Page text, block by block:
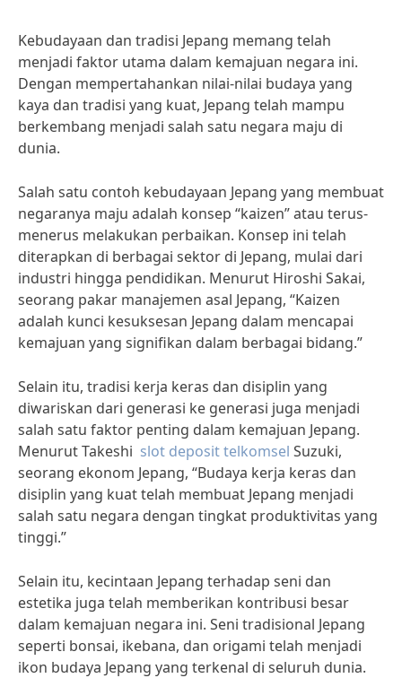
Kebudayaan dan tradisi Jepang memang telah
menjadi faktor utama dalam kemajuan negara ini.
Dengan mempertahankan nilai-nilai budaya yang
kaya dan tradisi yang kuat, Jepang telah mampu
berkembang menjadi salah satu negara maju di
dunia.
Salah satu contoh kebudayaan Jepang yang membuat
negaranya maju adalah konsep “kaizen” atau terus-
menerus melakukan perbaikan. Konsep ini telah
diterapkan di berbagai sektor di Jepang, mulai dari
industri hingga pendidikan. Menurut Hiroshi Sakai,
seorang pakar manajemen asal Jepang, “Kaizen
adalah kunci kesuksesan Jepang dalam mencapai
kemajuan yang signifikan dalam berbagai bidang.”
Selain itu, tradisi kerja keras dan disiplin yang
diwariskan dari generasi ke generasi juga menjadi
salah satu faktor penting dalam kemajuan Jepang.
Menurut Takeshi slot deposit telkomsel Suzuki,
seorang ekonom Jepang, “Budaya kerja keras dan
disiplin yang kuat telah membuat Jepang menjadi
salah satu negara dengan tingkat produktivitas yang
tinggi.”
Selain itu, kecintaan Jepang terhadap seni dan
estetika juga telah memberikan kontribusi besar
dalam kemajuan negara ini. Seni tradisional Jepang
seperti bonsai, ikebana, dan origami telah menjadi
ikon budaya Jepang yang terkenal di seluruh dunia.